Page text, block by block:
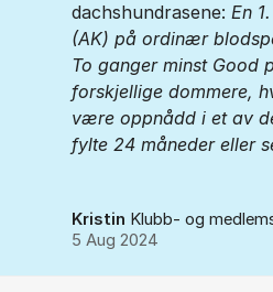
dachshundrasene: En
(AK) på ordinær
To ganger minst Good
forskjellige dommere,
være oppnådd i et av
fylte 24 måneder eller
Kristin Klubb- og
5 Aug 2024